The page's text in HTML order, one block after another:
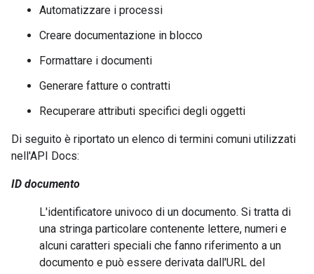
Automatizzare i processi
Creare documentazione in blocco
Formattare i documenti
Generare fatture o contratti
Recuperare attributi specifici degli oggetti
Di seguito è riportato un elenco di termini comuni utilizzati
nell'API Docs:
ID documento
L'identificatore univoco di un documento. Si tratta di
una stringa particolare contenente lettere, numeri e
alcuni caratteri speciali che fanno riferimento a un
documento e può essere derivata dall'URL del